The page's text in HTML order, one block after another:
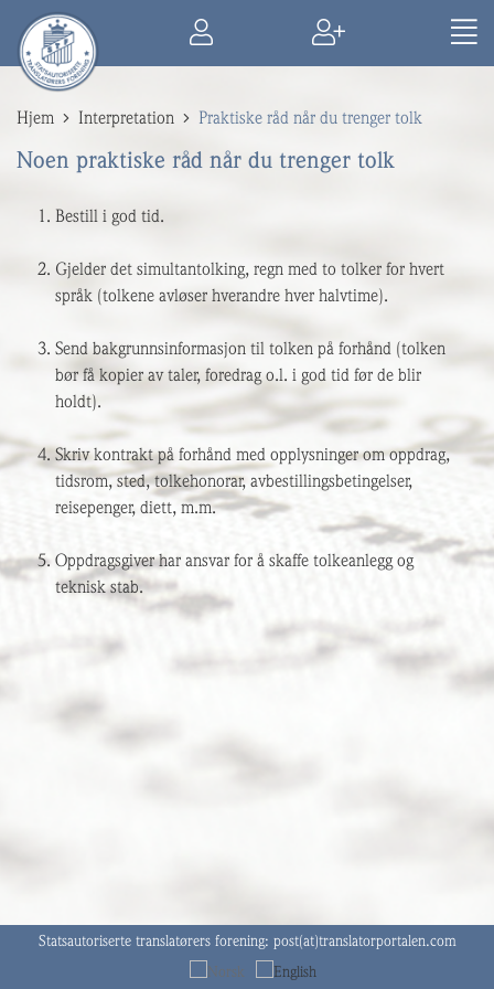
Hjem Interpretation Praktiske råd når du trenger tolk
Noen praktiske råd når du trenger tolk
Bestill i god tid.
Gjelder det simultantolking, regn med to tolker for hvert
språk (tolkene avløser hverandre hver halvtime).
Send bakgrunnsinformasjon til tolken på forhånd (tolken
bør få kopier av taler, foredrag o.l. i god tid før de blir
holdt).
Skriv kontrakt på forhånd med opplysninger om oppdrag,
tidsrom, sted, tolkehonorar, avbestillingsbetingelser,
reisepenger, diett, m.m.
Oppdragsgiver har ansvar for å skaffe tolkeanlegg og
teknisk stab.
Statsautoriserte translatørers forening: post(at)translatorportalen.com